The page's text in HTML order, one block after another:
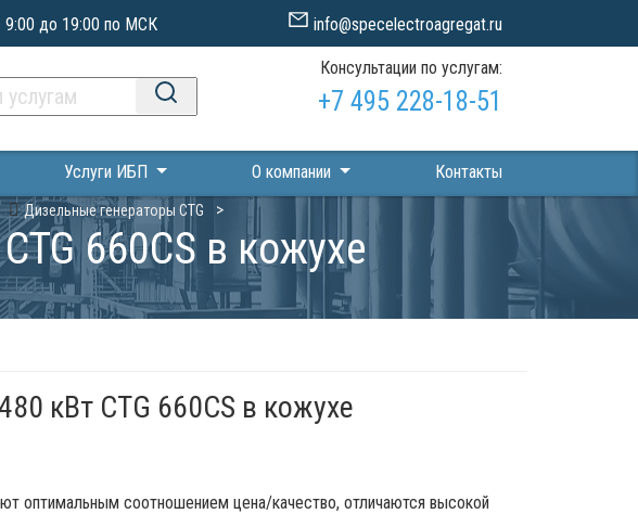
9:00 до 19:00 по МСК info@specelectroagregat.ru
Консультации по услугам:
+7 495 228-18-51
Услуги ИБП О компании Контакты
Дизельные генераторы CTG
660CS в кожухе
кВт CTG 660CS в кожухе
оптимальным соотношением цена/качество, отличаются высокой